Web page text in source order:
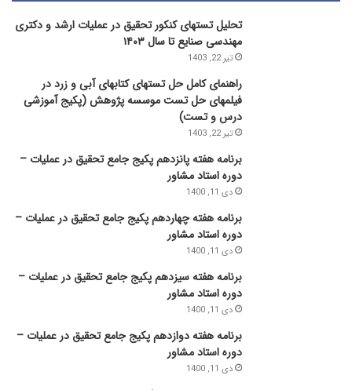
تحلیل تستهای کنکور تحقیق در عملیات ارشد و دکتری
مهندسی صنایع تا سال ۱۴۰۳
تیر 22, 1403
راهنمای کامل حل تستهای کتابهای آبی و زرد در
فیلمهای حل تست موسسه پژوهش (پکیج آموزشی
درس و تست)
تیر 22, 1403
برنامه هفته پانزدهم پکیج جامع تحقیق در عملیات –
دوره استاد مشاور
دی 11, 1400
برنامه هفته چهاردهم پکیج جامع تحقیق در عملیات –
دوره استاد مشاور
دی 11, 1400
برنامه هفته سیزدهم پکیج جامع تحقیق در عملیات –
دوره استاد مشاور
دی 11, 1400
برنامه هفته دوازدهم پکیج جامع تحقیق در عملیات –
دوره استاد مشاور
دی 11, 1400